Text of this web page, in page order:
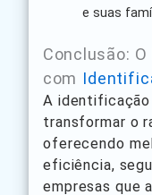
e suas
Conclusão:
com
A identificação
transformar o
oferecendo
eficiência,
empresas que